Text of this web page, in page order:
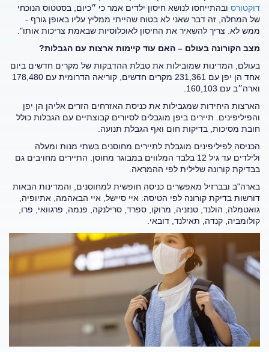
דוקטורס ובהתייחסו לנושא חיסון ילדים אמר כי ״כיום, בסטטוס הנוכחי
של המחלה, זה דבר שאני לא בטוח שהייתי ממליץ עליו באופן גורף -
ממש לא. צריך להשאיר את החיסון לאוכלוסיות שבאמת צריכות אותו".
מצב הקורונה בעולם – האם עוד קיימות ארצות עם הגבלות?
בעולם, המדינות שמובילות את טבלת ההדבקות של מקרים חדשים ביום
אחד הן יפן עם 231,361 מקרים חדשים, קוריאה הדרומית עם 178,480
וארה״ב עם 160,103.
הארצות היחידות שמגבילות את כניסת האזרחים הזרים אליהן הן יפן
והפיליפינים. תיירים ביפן מוגבלים לסיורים קבוצתיים עם הגבלות כולל
חובת מסיכות, בדיקות חום ואף הגבלת תנועה.
הכניסה לפיליפינים מוגבלת לתיירים מחוסנים בשתי מנות ומעלה
ולילדים עד גיל 12 בלבד המלווים במבוגר מחוסן. התיירים מחויבים גם
בבדיקת קורונה שלילית לפי ההמראה.
בארה"ב ובברזיל מאפשרים כניסה חופשית למחוסנים, והמדינות הבאות
דורשות בדיקת קורונה לפי הטיסה: איי סיישל, איי הבאהמה, אתיופיה,
גואטמלה, הולנד, טנזניה, מרוקו, ספרד, סרילנקה, פנמה, פרגוואי, פרו,
קולומביה, קנדה, תאילנד, דובאי.